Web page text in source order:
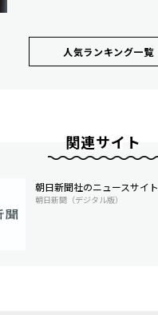
人気ランキング⼀覧
関連サイト
朝日新聞社のニュースサイト
朝日新聞（デジタル版）